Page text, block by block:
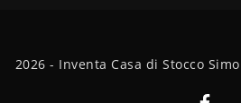
2026 - Inventa Casa di Stocco